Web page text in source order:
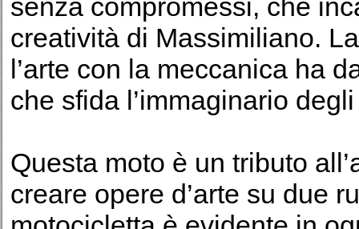
senza compromessi, che
creatività di Massimiliano.
l’arte con la meccanica ha
che sfida l’immaginario
Questa moto è un tributo
creare opere d’arte su due